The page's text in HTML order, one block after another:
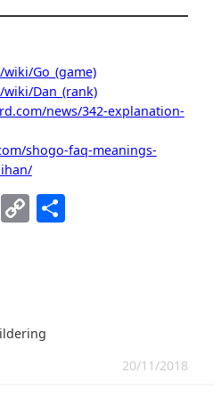
Go_(game)
Dan_(rank)
news/342-explanation-
shogo-faq-meanings-
CopyDelen
20/11/2018